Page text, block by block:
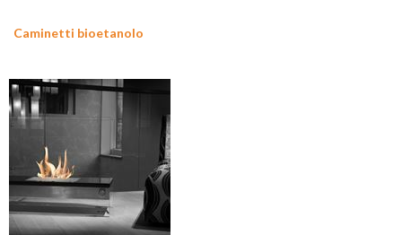
Caminetti bioetanolo